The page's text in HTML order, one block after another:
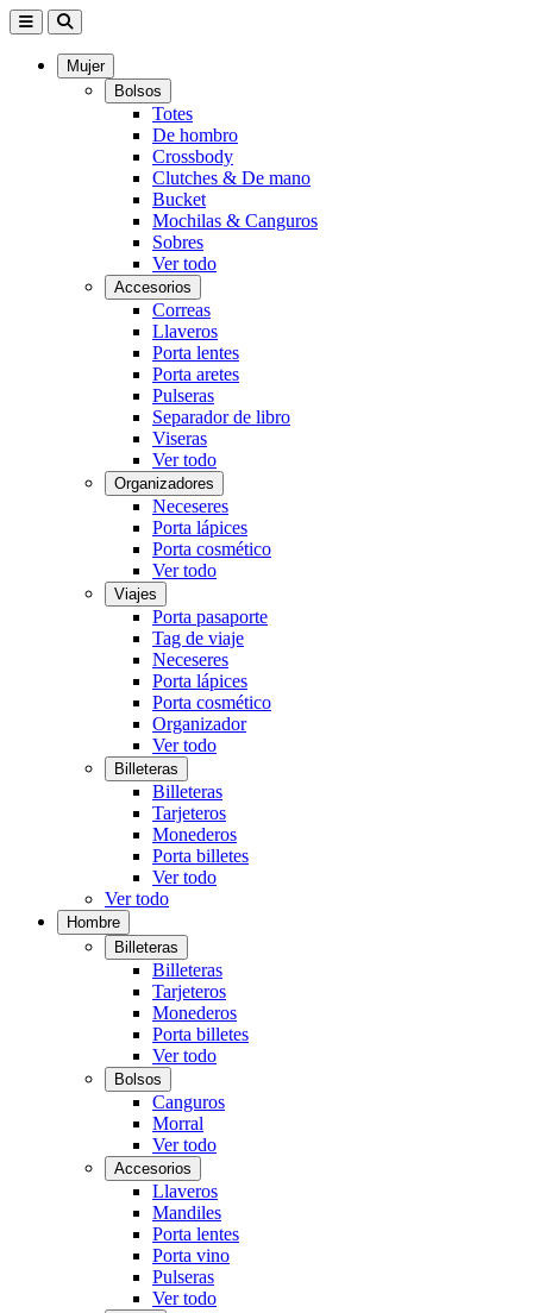
Mujer
Bolsos
Totes
De hombro
Crossbody
Clutches & De mano
Bucket
Mochilas & Canguros
Sobres
Ver todo
Accesorios
Correas
Llaveros
Porta lentes
Porta aretes
Pulseras
Separador de libro
Viseras
Ver todo
Organizadores
Neceseres
Porta lápices
Porta cosmético
Ver todo
Viajes
Porta pasaporte
Tag de viaje
Neceseres
Porta lápices
Porta cosmético
Organizador
Ver todo
Billeteras
Billeteras
Tarjeteros
Monederos
Porta billetes
Ver todo
Ver todo
Hombre
Billeteras
Billeteras
Tarjeteros
Monederos
Porta billetes
Ver todo
Bolsos
Canguros
Morral
Ver todo
Accesorios
Llaveros
Mandiles
Porta lentes
Porta vino
Pulseras
Ver todo